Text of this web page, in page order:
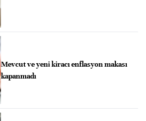
Mevcut ve yeni kiracı enflasyon makası
kapanmadı